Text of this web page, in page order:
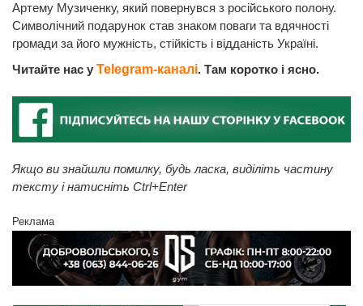
Артему Музиченку, який повернувся з російського полону.
Символічний подарунок став знаком поваги та вдячності
громади за його мужність, стійкість і відданість Україні.
Читайте нас у Telegram-каналі. Там коротко і ясно.
Якщо ви знайшли помилку, будь ласка, виділіть частину
тексту і натисніть Ctrl+Enter
Реклама